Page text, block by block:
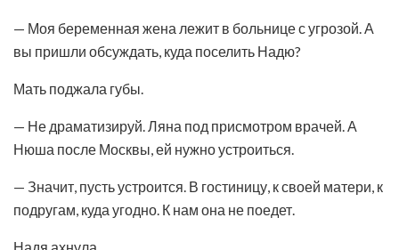
— Моя беременная жена лежит в больнице с угрозой. А
вы пришли обсуждать, куда поселить Надю?
Мать поджала губы.
— Не драматизируй. Ляна под присмотром врачей. А
Нюша после Москвы, ей нужно устроиться.
— Значит, пусть устроится. В гостиницу, к своей матери, к
подругам, куда угодно. К нам она не поедет.